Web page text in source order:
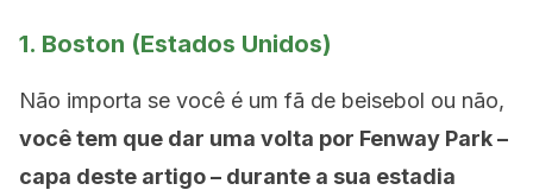
1. Boston (Estados Unidos)
Não importa se você é um fã de beisebol ou não,
você tem que dar uma volta por Fenway Park –
capa deste artigo – durante a sua estadia